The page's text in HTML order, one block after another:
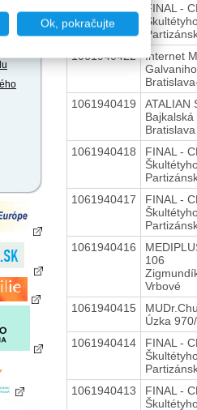
FINAL -
1061940422
Internet
1061940419
ATALIAN
Bajkalská
Bratislava
1061940418
FINAL -
1061940417
FINAL -
1061940416
106
Vrbové
1061940415
Úzka
1061940414
FINAL -
1061940413
FINAL -
Ok, pokračujte